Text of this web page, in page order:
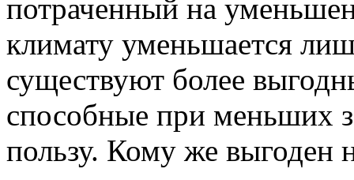
потраченный на
климату уменьшается
существуют более
способные при меньших
пользу. Кому же выгоден